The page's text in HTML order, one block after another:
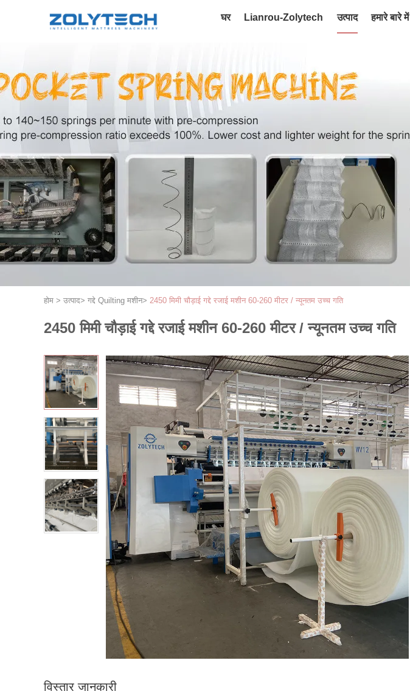
घर Lianrou-Zolytech उत्पाद हमारे बारे में
होम > उत्पाद> गद्दे Quilting मशीन> 2450 मिमी चौड़ाई गद्दे रजाई मशीन 60-260 मीटर / न्यूनतम उच्च गति
2450 मिमी चौड़ाई गद्दे रजाई मशीन 60-260 मीटर / न्यूनतम उच्च गति
विस्तार जानकारी